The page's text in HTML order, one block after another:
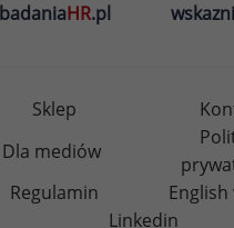
badaniaHR.pl
Sklep
Dla mediów
Regulamin
Linkedin